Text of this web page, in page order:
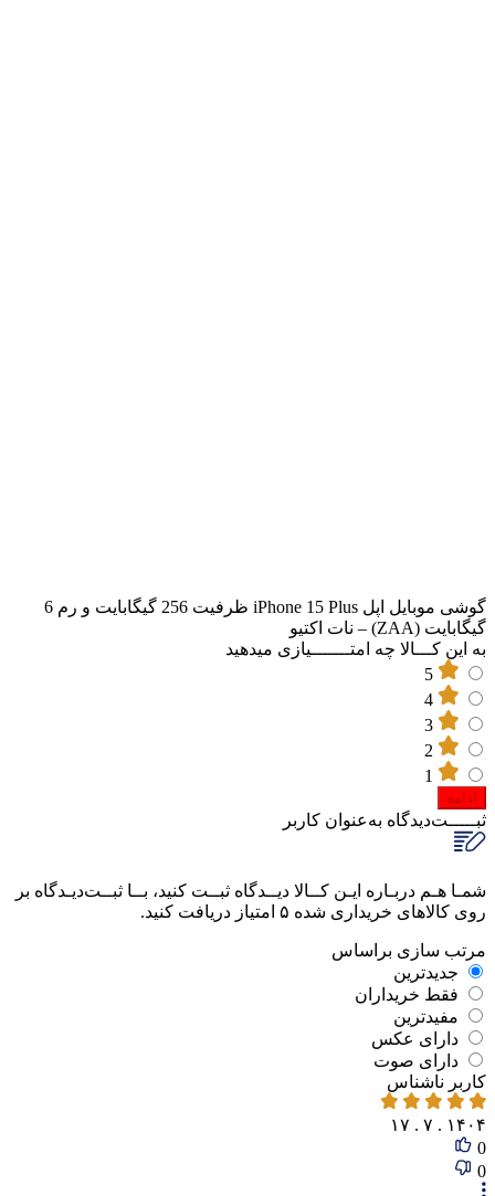
گوشی موبایل اپل iPhone 15 Plus ظرفیت 256 گیگابایت و رم 6
گیگابایت (ZAA) – نات اکتیو
به این کـــالا چه امتـــــــیازی میدهید
ادامه
ثبـــــت‌دیدگاه به‌عنوان کاربر
شمـا هـم دربـاره ایـن کــالا دیــدگاه ثبــت کنید، بــا ثبــت‌دیـدگاه بر
روی کالاهای خریداری شده ۵ امتیاز دریافت کنید.
مرتب‌ سازی‌ بر‌اساس
جدیدترین
فقط‌ خریداران‌
مفیدترین
دارای‌ عکس
دارای‌ صوت
کاربر ناشناس
۱۴۰۴ . ۷ . ۱۷
0
0